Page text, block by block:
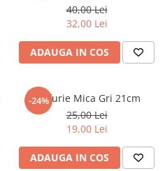
40,00 Lei
32,00 Lei
ADAUGA IN COS
-24%
Farfurie Mica Gri 21cm
25,00 Lei
19,00 Lei
ADAUGA IN COS